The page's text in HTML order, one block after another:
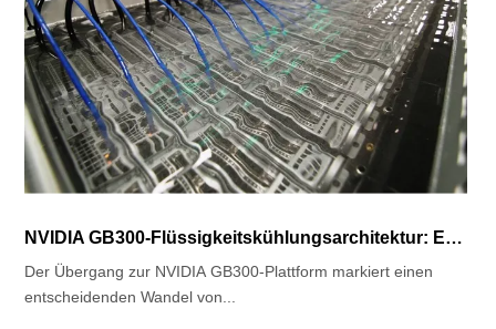
NVIDIA GB300-Flüssigkeitskühlungsarchitektur: Entwicklung der thermischen Lösung auf Chipebene
Der Übergang zur NVIDIA GB300-Plattform markiert einen
entscheidenden Wandel von...